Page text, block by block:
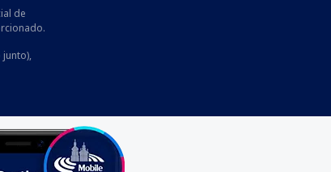
de